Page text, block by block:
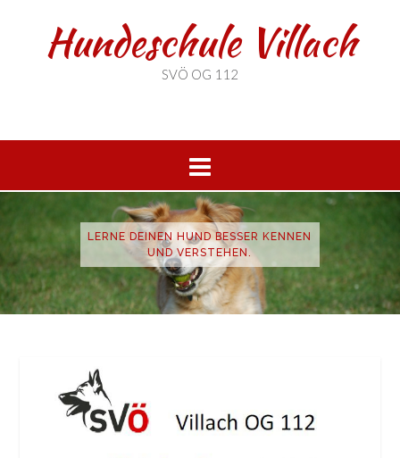
Hundeschule Villach
SVÖ OG 112
LERNE DEINEN HUND BESSER KENNEN
UND VERSTEHEN.